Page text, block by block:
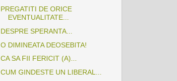
PREGATITI DE ORICE
EVENTUALITATE...
DESPRE SPERANTA...
O DIMINEATA DEOSEBITA!
CA SA FII FERICIT (A)...
CUM GINDESTE UN LIBERAL...